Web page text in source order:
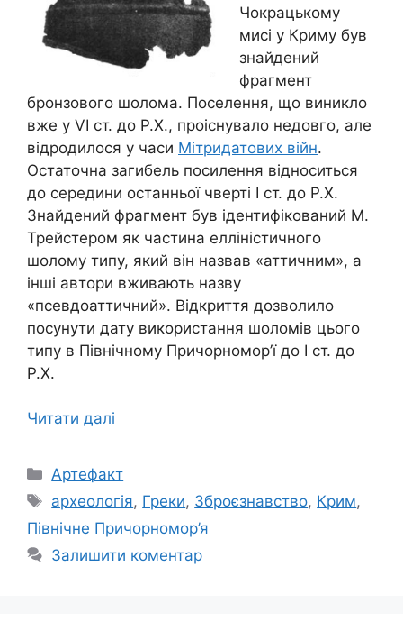
Чокрацькому
мисі у Криму був
знайдений
фрагмент
бронзового шолома. Поселення, що виникло
вже у VI ст. до Р.Х., проіснувало недовго, але
відродилося у часи Мітридатових війн.
Остаточна загибель посилення відноситься
до середини останньої чверті І ст. до Р.Х.
Знайдений фрагмент був ідентифікований М.
Трейстером як частина елліністичного
шолому типу, який він назвав «аттичним», а
інші автори вживають назву
«псевдоаттичний». Відкриття дозволило
посунути дату використання шоломів цього
типу в Північному Причорномор’ї до І ст. до
Р.Х.
Читати далі
Категорії
Артефакт
Позначки
археологія, Греки, Зброєзнавство, Крим,
Північне Причорномор’я
Залишити коментар